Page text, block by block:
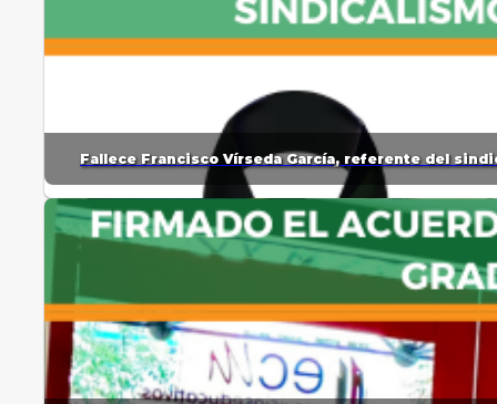
Fallece Francisco Vírseda García, referente del